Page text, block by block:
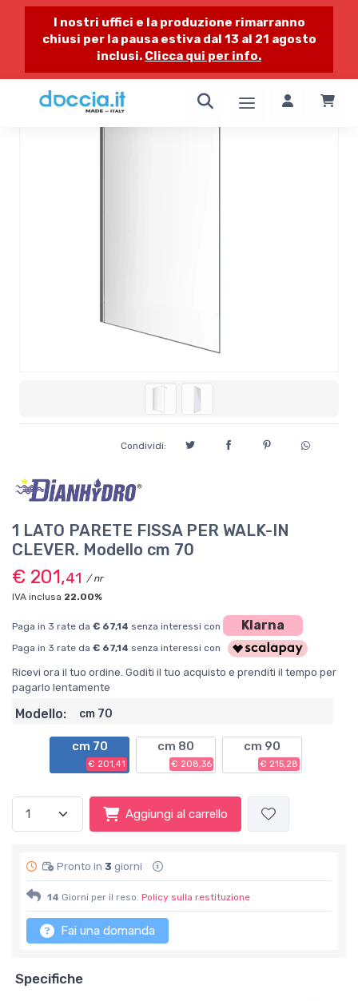
I nostri uffici e la produzione rimarranno
chiusi per la pausa estiva dal 13 al 21 agosto
inclusi. Clicca qui per info.
Condividi:
1 LATO PARETE FISSA PER WALK-IN
CLEVER. Modello cm 70
€ 201,41 / nr
IVA inclusa 22.00%
Paga in 3 rate da € 67,14 senza interessi con Klarna
Paga in 3 rate da € 67,14 senza interessi con
Ricevi ora il tuo ordine. Goditi il tuo acquisto e prenditi il tempo per
pagarlo lentamente
Modello: cm 70
cm 70
€ 201,41
cm 80
€ 208,36
cm 90
€ 215,28
Aggiungi al carrello
Pronto in 3 giorni
14 Giorni per il reso. Policy sulla restituzione
Fai una domanda
Specifiche